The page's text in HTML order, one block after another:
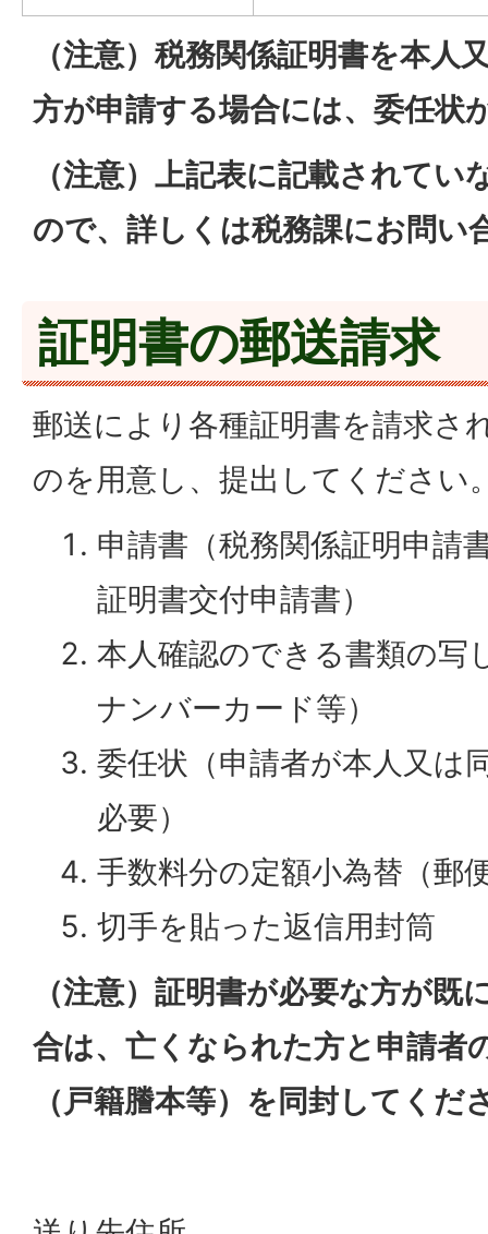
（注意）税務関係証明書を本人
方が申請する場合には、委任状
（注意）上記表に記載されて
ので、詳しくは税務課にお問い
証明書の郵送請求
郵送により各種証明書を請求さ
のを用意し、提出してください
申請書（税務関係証明申請
証明書交付申請書）
本人確認のできる書類の写
ナンバーカード等）
委任状（申請者が本人又は
必要）
手数料分の定額小為替（郵
切手を貼った返信用封筒
（注意）証明書が必要な方が
合は、亡くなられた方と申請者
（戸籍謄本等）を同封してくだ